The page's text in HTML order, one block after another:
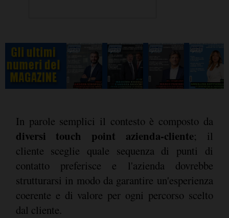
In parole semplici il contesto è composto da
diversi touch point azienda-cliente; il
cliente sceglie quale sequenza di punti di
contatto preferisce e l'azienda dovrebbe
strutturarsi in modo da garantire un'esperienza
coerente e di valore per ogni percorso scelto
dal cliente.